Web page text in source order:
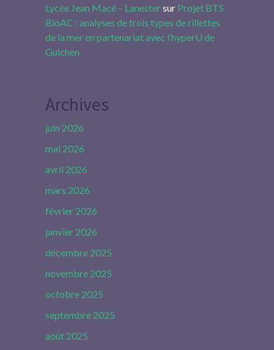
Lycée Jean Macé – Lanestersur Projet BTS
BioAC : analyses de trois types de rillettes
de la mer en partenariat avec l’hyperU de
Guichen
Archives
juin 2026
mai 2026
avril 2026
mars 2026
février 2026
janvier 2026
décembre 2025
novembre 2025
octobre 2025
septembre 2025
août 2025